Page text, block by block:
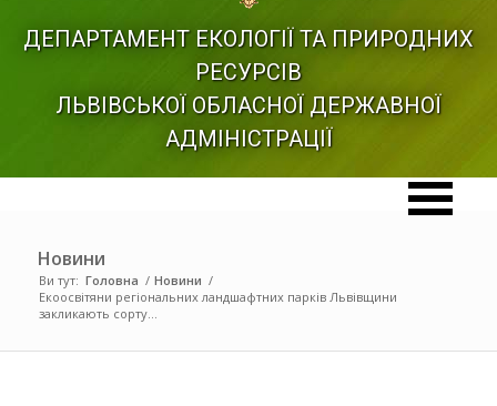
ДЕПАРТАМЕНТ ЕКОЛОГІЇ ТА ПРИРОДНИХ
РЕСУРСІВ
ЛЬВІВСЬКОЇ ОБЛАСНОЇ ДЕРЖАВНОЇ
АДМІНІСТРАЦІЇ
Новини
Ви тут: Головна / Новини /
Екоосвітяни регіональних ландшафтних парків Львівщини
закликають сорту...